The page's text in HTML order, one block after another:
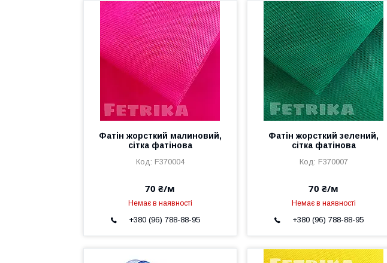
Фатін жорсткий малиновий,
сітка фатінова
F370004
70 ₴/м
Немає в наявності
+380 (96) 788-88-95
Фатін жорсткий зелений,
сітка фатінова
F370007
70 ₴/м
Немає в наявності
+380 (96) 788-88-95